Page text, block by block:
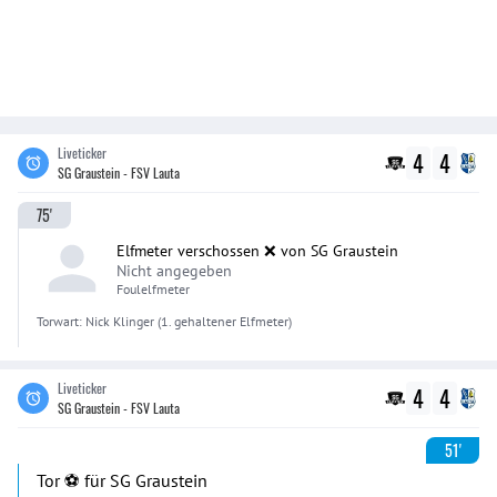
Liveticker
SG Graustein - FSV Lauta
4 4
75'
Elfmeter verschossen ❌ von SG Graustein
Nicht angegeben
Foulelfmeter
Torwart: Nick Klinger (1. gehaltener Elfmeter)
Liveticker
SG Graustein - FSV Lauta
4 4
51'
Tor ⚽️ für SG Graustein